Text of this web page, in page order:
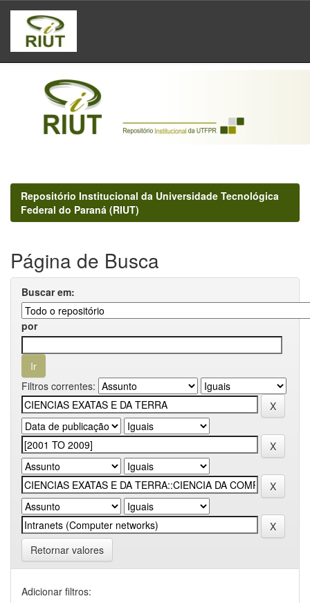
Skip
navigation
Repositório Institucional da Universidade Tecnológica
Federal do Paraná (RIUT)
Página de Busca
Buscar em:
por
Filtros correntes:
Retornar valores
Adicionar filtros: